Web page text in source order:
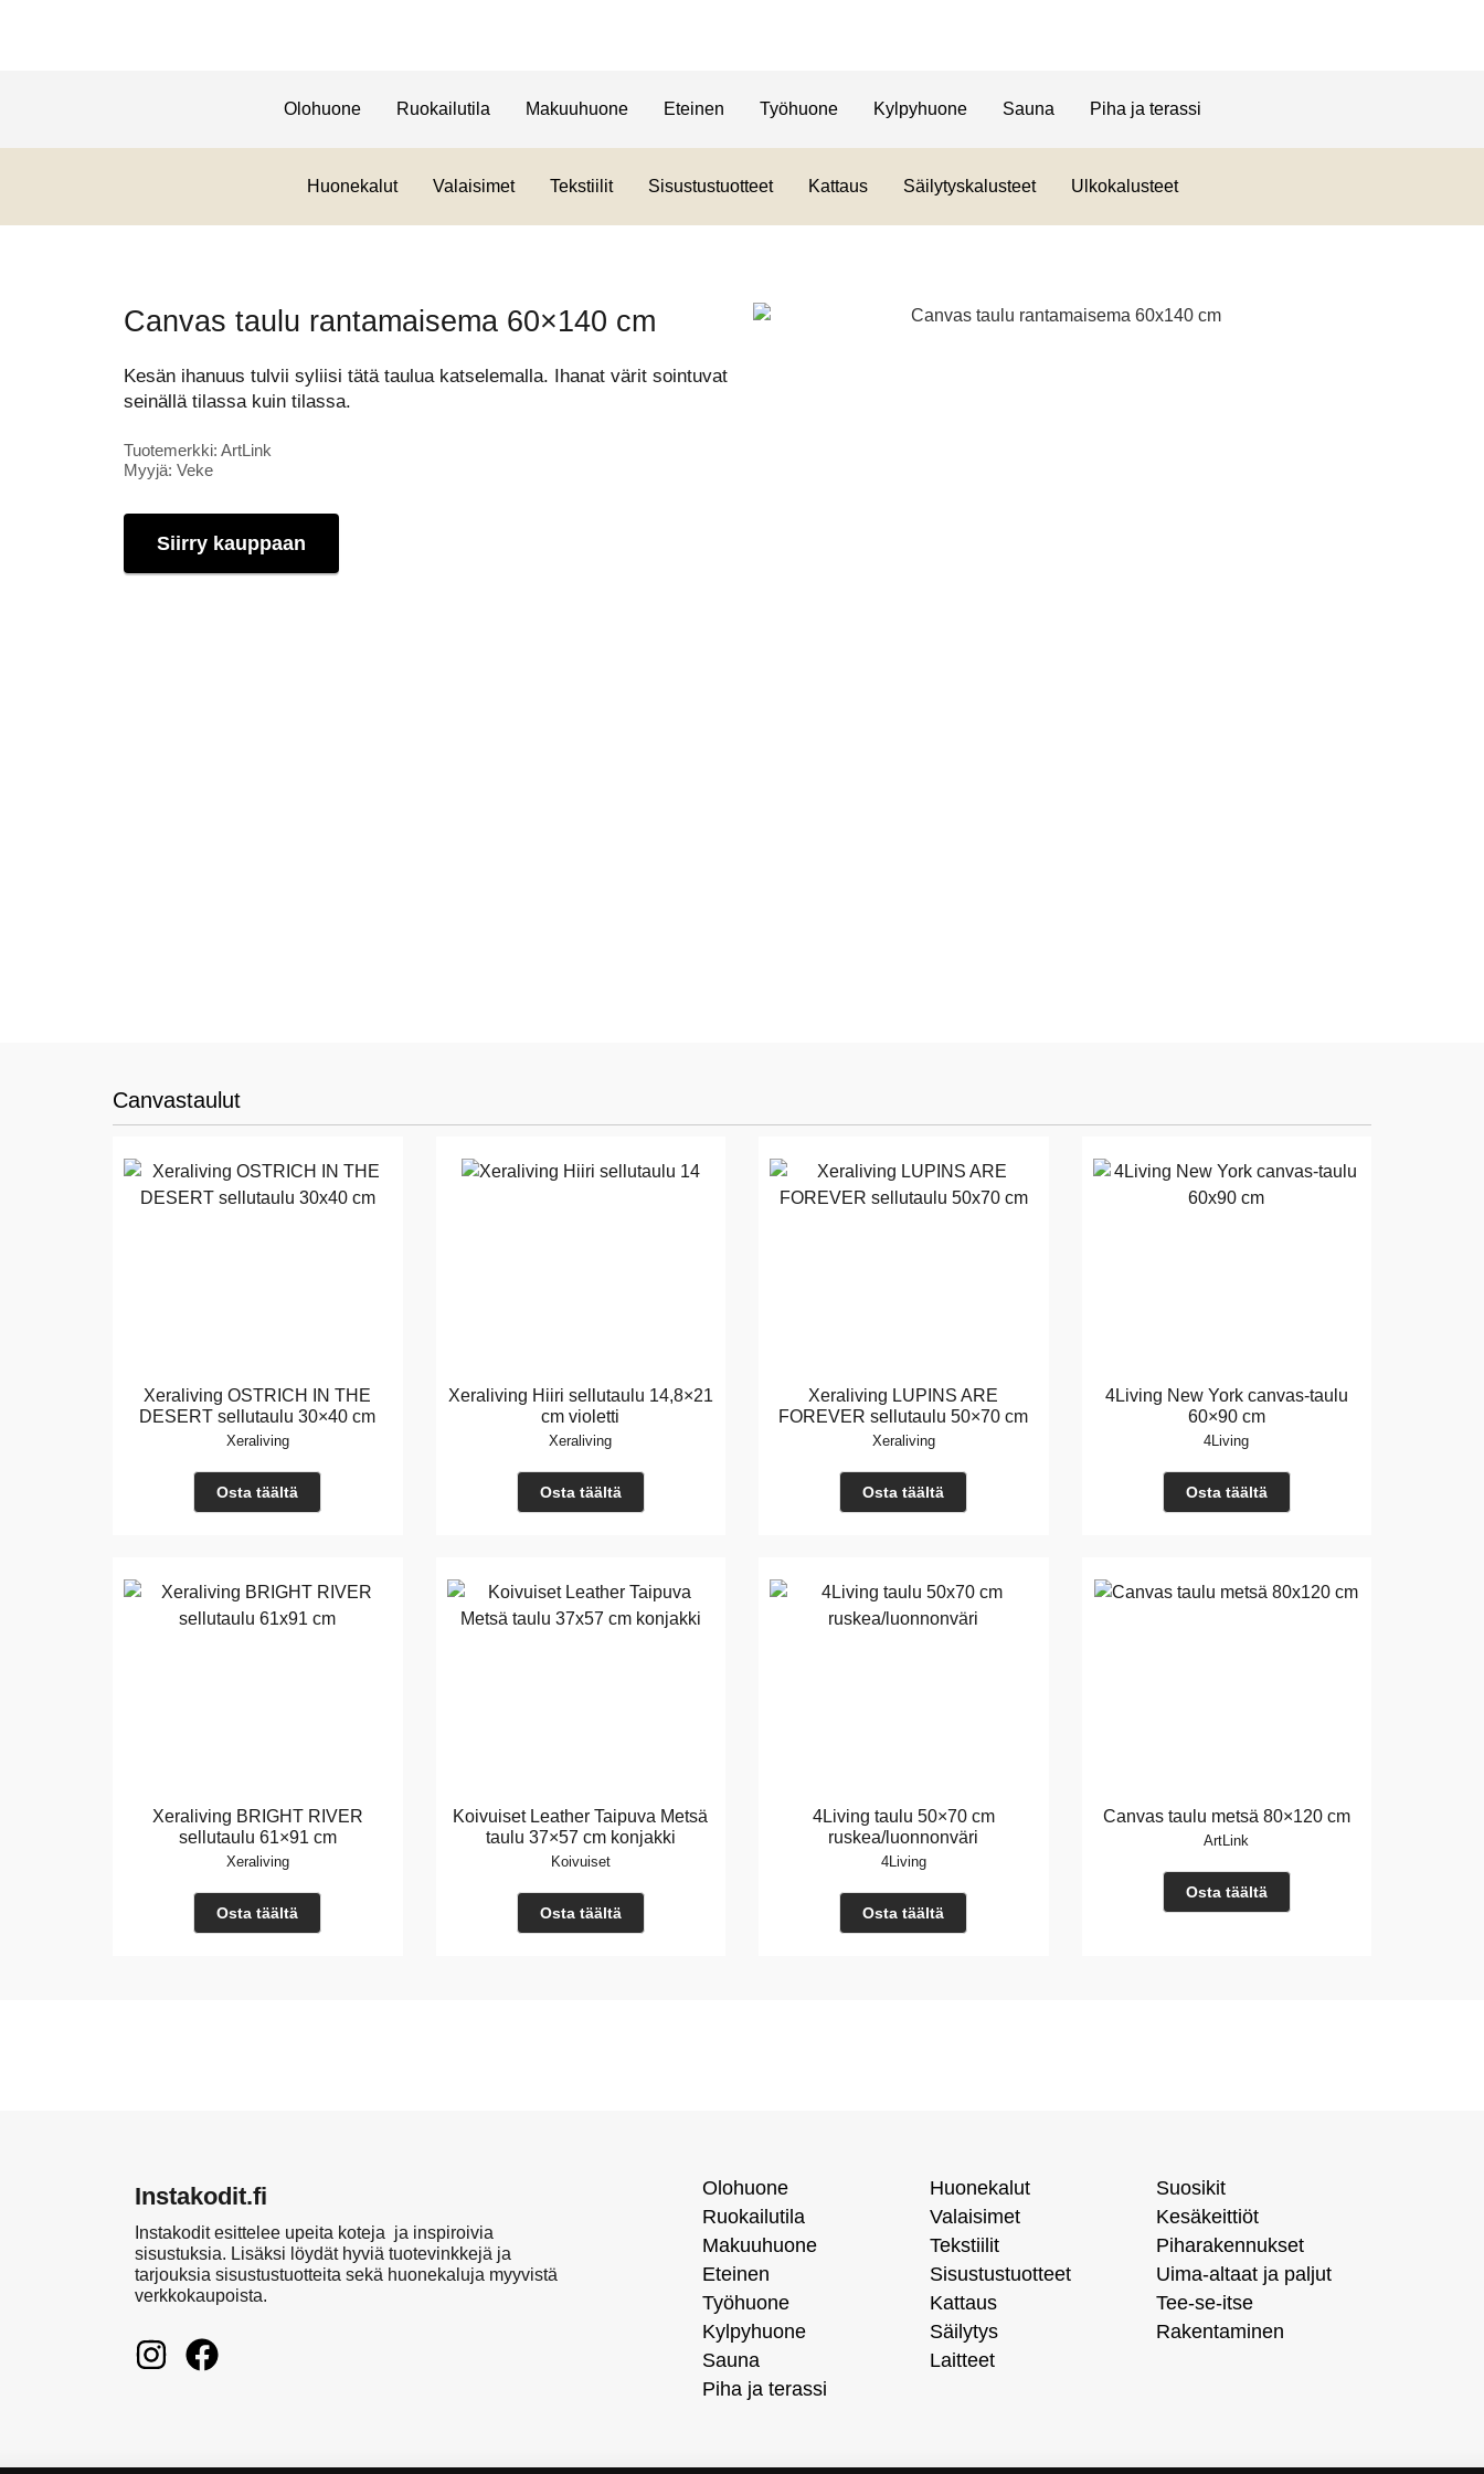
Olohuone Ruokailutila Makuuhuone Eteinen Työhuone Kylpyhuone Sauna Piha ja terassi
Huonekalut Valaisimet Tekstiilit Sisustustuotteet Kattaus Säilytyskalusteet Ulkokalusteet
Canvas taulu rantamaisema 60×140 cm
Kesän ihanuus tulvii syliisi tätä taulua katselemalla. Ihanat värit sointuvat
seinällä tilassa kuin tilassa.
Tuotemerkki: ArtLink
Myyjä: Veke
Siirry kauppaan
Canvastaulut
Xeraliving OSTRICH IN THE
DESERT sellutaulu 30×40 cm
Xeraliving
Osta täältä
Xeraliving Hiiri sellutaulu 14,8×21
cm violetti
Xeraliving
Osta täältä
Xeraliving LUPINS ARE
FOREVER sellutaulu 50×70 cm
Xeraliving
Osta täältä
4Living New York canvas-taulu
60×90 cm
4Living
Osta täältä
Xeraliving BRIGHT RIVER
sellutaulu 61×91 cm
Xeraliving
Osta täältä
Koivuiset Leather Taipuva Metsä
taulu 37×57 cm konjakki
Koivuiset
Osta täältä
4Living taulu 50×70 cm
ruskea/luonnonväri
4Living
Osta täältä
Canvas taulu metsä 80×120 cm
ArtLink
Osta täältä
Instakodit.fi
Instakodit esittelee upeita koteja ja inspiroivia
sisustuksia. Lisäksi löydät hyviä tuotevinkkejä ja
tarjouksia sisustustuotteita sekä huonekaluja myyvistä
verkkokaupoista.
Olohuone
Ruokailutila
Makuuhuone
Eteinen
Työhuone
Kylpyhuone
Sauna
Piha ja terassi
Huonekalut
Valaisimet
Tekstiilit
Sisustustuotteet
Kattaus
Säilytys
Laitteet
Suosikit
Kesäkeittiöt
Piharakennukset
Uima-altaat ja paljut
Tee-se-itse
Rakentaminen